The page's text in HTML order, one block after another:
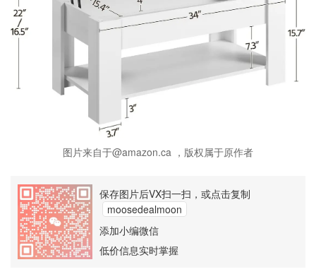
图片来自于@amazon.ca ，版权属于原作者
保存图片后VX扫一扫，或点击复制
moosedealmoon
添加小编微信
低价信息实时掌握